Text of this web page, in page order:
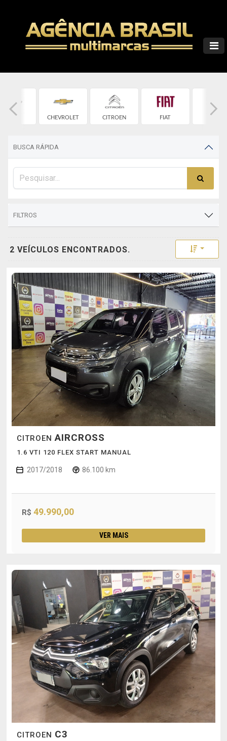
CHERY CHEVROLET CITROEN FIAT
BUSCA RÁPIDA
FILTROS
2 VEÍCULOS ENCONTRADOS. Toggle
CITROENAIRCROSS
1.6 VTI 120 FLEX START MANUAL
2017/2018 86.100 km
R$ 49.990,00
VER MAIS
CITROEN C3